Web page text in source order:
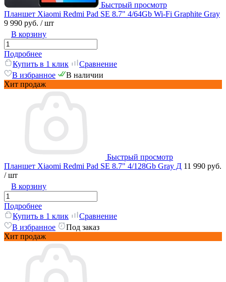
Быстрый просмотр
Планшет Xiaomi Redmi Pad SE 8.7" 4/64Gb Wi-Fi Graphite Gray
9 990 руб. / шт
В корзину
Подробнее
Купить в 1 клик
Сравнение
В избранное
В наличии
Хит продаж
Быстрый просмотр
Планшет Xiaomi Redmi Pad SE 8.7" 4/128Gb Gray Д 11 990 руб.
/ шт
В корзину
Подробнее
Купить в 1 клик
Сравнение
В избранное
Под заказ
Хит продаж